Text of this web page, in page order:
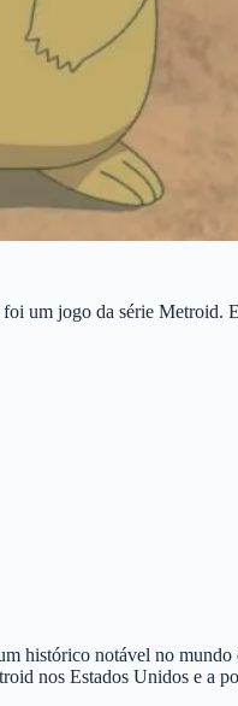
um jogo da série Metroid.
histórico notável no
nos Estados Unidos e a